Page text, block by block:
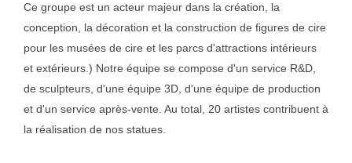
Ce groupe est un acteur majeur dans la création, la
conception, la décoration et la construction de figures de cire
pour les musées de cire et les parcs d'attractions intérieurs
et extérieurs.) Notre équipe se compose d'un service R&D,
de sculpteurs, d'une équipe 3D, d'une équipe de production
et d'un service après-vente. Au total, 20 artistes contribuent à
la réalisation de nos statues.